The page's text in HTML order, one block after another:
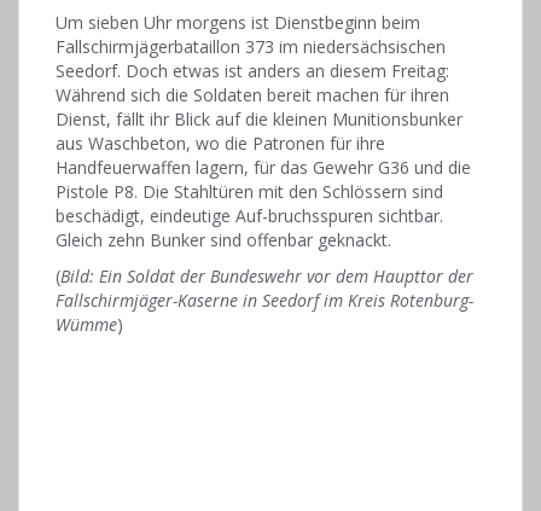
Um sieben Uhr morgens ist Dienstbeginn beim
Fallschirmjägerbataillon 373 im niedersächsischen
Seedorf. Doch etwas ist anders an diesem Freitag:
Während sich die Soldaten bereit machen für ihren
Dienst, fällt ihr Blick auf die kleinen Munitionsbunker
aus Waschbeton, wo die Patronen für ihre
Handfeuerwaffen lagern, für das Gewehr G36 und die
Pistole P8. Die Stahltüren mit den Schlössern sind
beschädigt, eindeutige Auf-bruchsspuren sichtbar.
Gleich zehn Bunker sind offenbar geknackt.
(Bild: Ein Soldat der Bundeswehr vor dem Haupttor der
Fallschirmjäger-Kaserne in Seedorf im Kreis Rotenburg-
Wümme)